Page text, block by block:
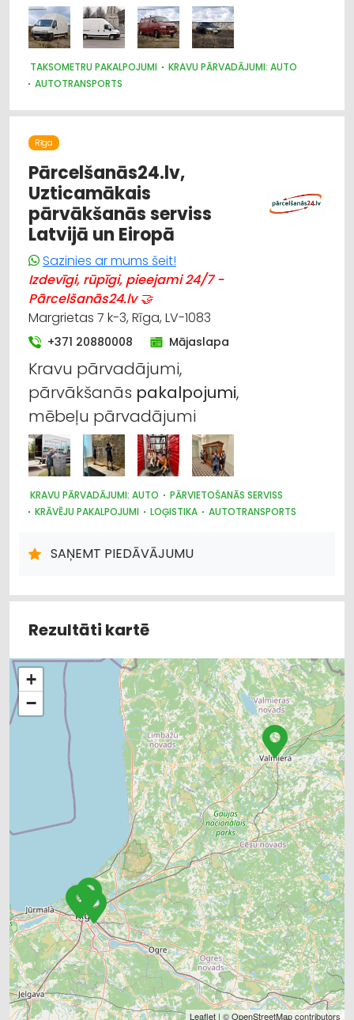
TAKSOMETRU PAKALPOJUMI
KRAVU PĀRVADĀJUMI: AUTO
AUTOTRANSPORTS
Rīga
Pārcelšanās24.lv,
Uzticamākais
pārvākšanās serviss
Latvijā un Eiropā
Sazinies ar mums šeit!
Izdevīgi, rūpīgi, pieejami 24/7 -
Pārcelšanās24.lv 🤝
Margrietas 7 k-3, Rīga, LV-1083
+371 20880008 Mājaslapa
Kravu pārvadājumi,
pārvākšanās pakalpojumi,
mēbeļu pārvadājumi
KRAVU PĀRVADĀJUMI: AUTO
PĀRVIETOŠANĀS SERVISS
KRĀVĒJU PAKALPOJUMI
LOĢISTIKA
AUTOTRANSPORTS
SAŅEMT PIEDĀVĀJUMU
Rezultāti kartē
+
−
Leaflet | ©OpenStreetMapcontributors